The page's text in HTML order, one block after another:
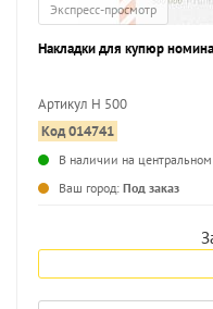
Экспресс-просмотр
Накладки для купюр
Артикул Н 500
Код 014741
В наличии на
Ваш город: Под заказ